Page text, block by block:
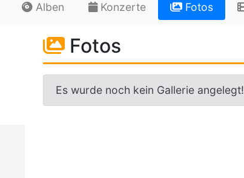
Alben Konzerte Fotos
Fotos
Es wurde noch kein Gallerie angelegt!